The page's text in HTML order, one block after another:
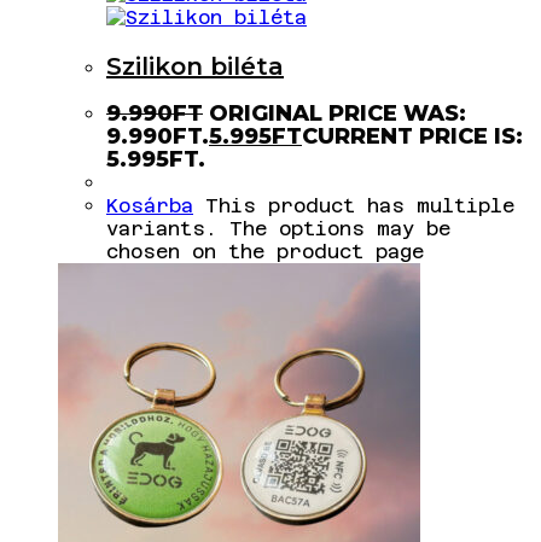
Szilikon biléta
9.990FT ORIGINAL PRICE WAS:
9.990FT.5.995FTCURRENT PRICE IS:
5.995FT.
Kosárba This product has multiple
variants. The options may be
chosen on the product page